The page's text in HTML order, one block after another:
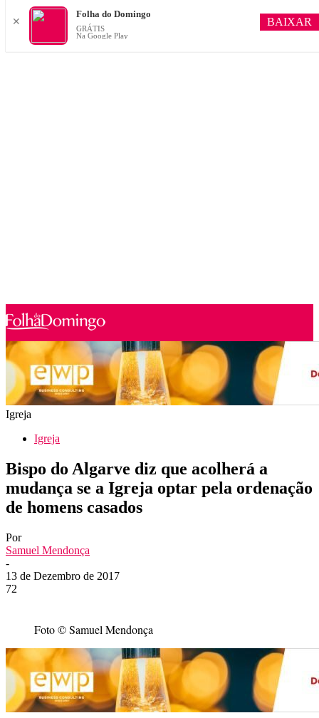
Igreja
Igreja
Bispo do Algarve diz que acolherá a
mudança se a Igreja optar pela ordenação
de homens casados
Por
Samuel Mendonça
-
13 de Dezembro de 2017
72
Foto © Samuel Mendonça
✕
Folha do Domingo
GRÁTIS
Na Google Play
BAIXAR